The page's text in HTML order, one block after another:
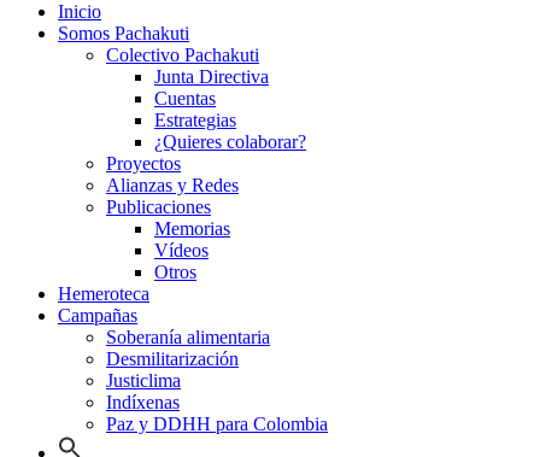
Inicio
Somos Pachakuti
Colectivo Pachakuti
Junta Directiva
Cuentas
Estrategias
¿Quieres colaborar?
Proyectos
Alianzas y Redes
Publicaciones
Memorias
Vídeos
Otros
Hemeroteca
Campañas
Soberanía alimentaria
Desmilitarización
Justiclima
Indíxenas
Paz y DDHH para Colombia